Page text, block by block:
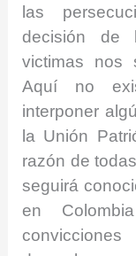
las
decisión de
victimas nos
Aquí no
interponer
la Unión
razón de
seguirá
en
convicciones